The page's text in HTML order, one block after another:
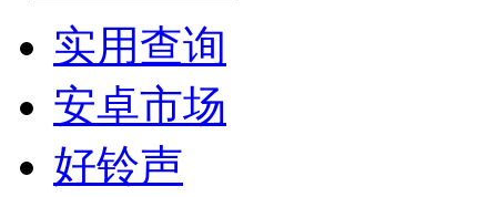
实用查询
安卓市场
好铃声